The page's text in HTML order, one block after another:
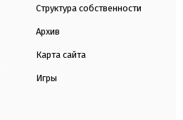
Структура собственности
Архив
Карта сайта
Игры